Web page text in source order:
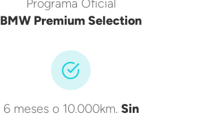
Programa Oficial
BMW Premium Selection
6 meses o 10.000km. Sin